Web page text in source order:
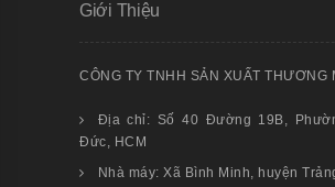
Giới Thiệu
CÔNG TY TNHH SẢN XUẤT THƯƠNG
Địa chỉ: Số 40 Đường 19B,
Đức, HCM
Nhà máy: Xã Bình Minh, huyện